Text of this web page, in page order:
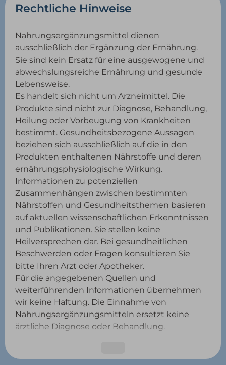
Rechtliche Hinweise
Nahrungsergänzungsmittel dienen
ausschließlich der Ergänzung der Ernährung.
Sie sind kein Ersatz für eine ausgewogene und
abwechslungsreiche Ernährung und gesunde
Lebensweise.
Es handelt sich nicht um Arzneimittel. Die
Produkte sind nicht zur Diagnose, Behandlung,
Heilung oder Vorbeugung von Krankheiten
bestimmt. Gesundheitsbezogene Aussagen
beziehen sich ausschließlich auf die in den
Produkten enthaltenen Nährstoffe und deren
ernährungsphysiologische Wirkung.
Informationen zu potenziellen
Zusammenhängen zwischen bestimmten
Nährstoffen und Gesundheitsthemen basieren
auf aktuellen wissenschaftlichen Erkenntnissen
und Publikationen. Sie stellen keine
Heilversprechen dar. Bei gesundheitlichen
Beschwerden oder Fragen konsultieren Sie
bitte Ihren Arzt oder Apotheker.
Für die angegebenen Quellen und
weiterführenden Informationen übernehmen
wir keine Haftung. Die Einnahme von
Nahrungsergänzungsmitteln ersetzt keine
ärztliche Diagnose oder Behandlung.